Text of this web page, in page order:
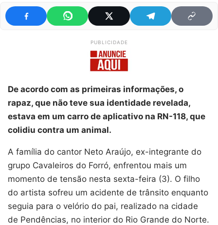
PUBLICIDADE
De acordo com as primeiras informações, o
rapaz, que não teve sua identidade revelada,
estava em um carro de aplicativo na RN-118, que
colidiu contra um animal.
A família do cantor Neto Araújo, ex-integrante do
grupo Cavaleiros do Forró, enfrentou mais um
momento de tensão nesta sexta-feira (3). O filho
do artista sofreu um acidente de trânsito enquanto
seguia para o velório do pai, realizado na cidade
de Pendências, no interior do Rio Grande do Norte.